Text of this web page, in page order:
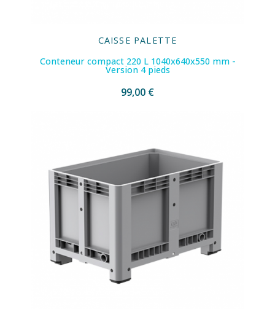
CAISSE PALETTE
Conteneur compact 220 L 1040x640x550 mm -
Version 4 pieds
99,00 €